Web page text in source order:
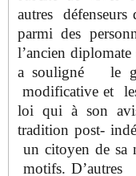
autres défenseurs
parmi des
l’ancien
a souligné le
modificative et
loi qui à son
tradition post-
un citoyen de sa
motifs.